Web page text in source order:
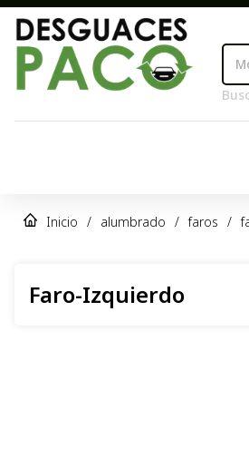
Inicio / alumbrado / faros /
Faro-Izquierdo